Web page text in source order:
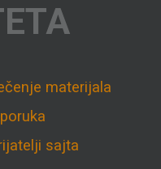
materijala
sajta